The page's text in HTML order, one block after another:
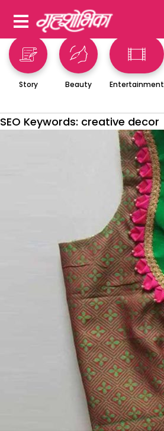
Story Beauty Entertainment
SEO Keywords: creative decor